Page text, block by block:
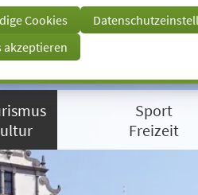
Cookies
akzeptieren
Sport
Freizeit